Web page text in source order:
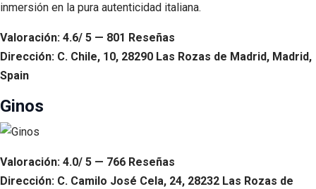
inmersión en la pura autenticidad italiana.
Valoración: 4.6/ 5 — 801 Reseñas
Dirección: C. Chile, 10, 28290 Las Rozas de Madrid, Madrid,
Spain
Ginos
Valoración: 4.0/ 5 — 766 Reseñas
Dirección: C. Camilo José Cela, 24, 28232 Las Rozas de